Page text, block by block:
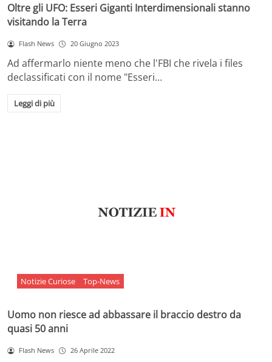
Oltre gli UFO: Esseri Giganti Interdimensionali stanno
visitando la Terra
Flash News 20 Giugno 2023
Ad affermarlo niente meno che l'FBI che rivela i files
declassificati con il nome "Esseri…
Leggi di più
Notizie Curiose Top-News
Uomo non riesce ad abbassare il braccio destro da
quasi 50 anni
Flash News 26 Aprile 2022